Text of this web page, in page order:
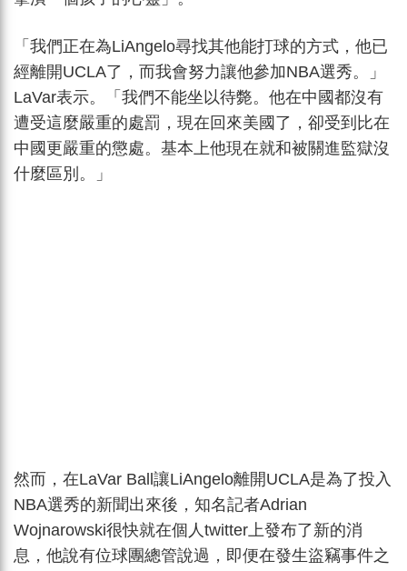
「我們正在為LiAngelo尋找其他能打球的方式，他已
經離開UCLA了，而我會努力讓他參加NBA選秀。」
LaVar表示。「我們不能坐以待斃。他在中國都沒有
遭受這麼嚴重的處罰，現在回來美國了，卻受到比在
中國更嚴重的懲處。基本上他現在就和被關進監獄沒
什麼區別。」
然而，在LaVar Ball讓LiAngelo離開UCLA是為了投入
NBA選秀的新聞出來後，知名記者Adrian
Wojnarowski很快就在個人twitter上發布了新的消
息，他說有位球團總管說過，即便在發生盜竊事件之